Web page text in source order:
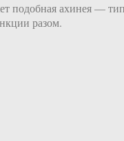
подобная ахинея —
разом.